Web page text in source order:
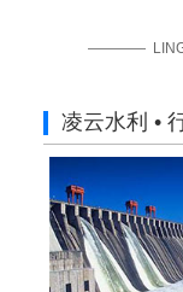
————
凌云水利 •